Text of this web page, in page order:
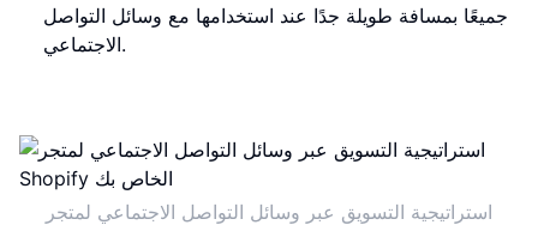
جميعًا بمسافة طويلة جدًا عند استخدامها مع وسائل التواصل
الاجتماعي.
استراتيجية التسويق عبر وسائل التواصل الاجتماعي لمتجر